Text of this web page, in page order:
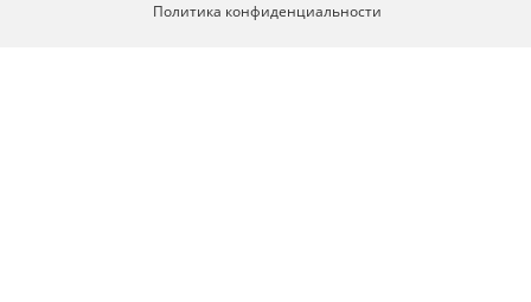
Политика конфиденциальности